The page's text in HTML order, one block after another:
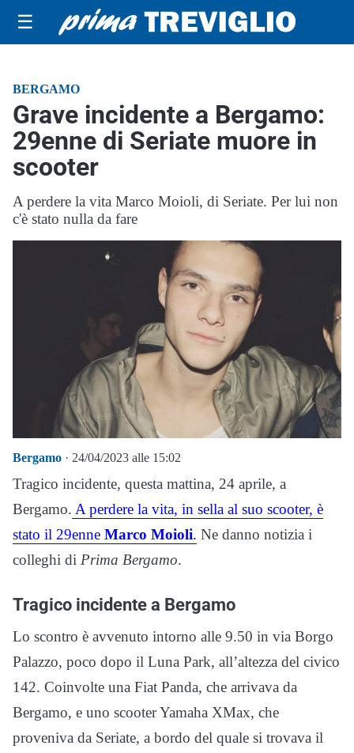
☰
BERGAMO
Grave incidente a Bergamo:
29enne di Seriate muore in
scooter
A perdere la vita Marco Moioli, di Seriate. Per lui non
c'è stato nulla da fare
Bergamo · 24/04/2023 alle 15:02
Tragico incidente, questa mattina, 24 aprile, a
Bergamo. A perdere la vita, in sella al suo scooter, è
stato il 29enne Marco Moioli. Ne danno notizia i
colleghi di Prima Bergamo.
Tragico incidente a Bergamo
Lo scontro è avvenuto intorno alle 9.50 in via Borgo
Palazzo, poco dopo il Luna Park, all’altezza del civico
142. Coinvolte una Fiat Panda, che arrivava da
Bergamo, e uno scooter Yamaha XMax, che
proveniva da Seriate, a bordo del quale si trovava il